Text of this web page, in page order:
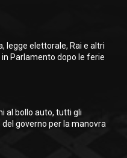
legge elettorale, Rai e altri
Parlamento dopo le ferie
al bollo auto, tutti gli
governo per la manovra